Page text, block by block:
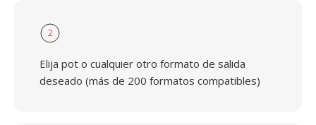
2
Elija pot o cualquier otro formato de salida
deseado (más de 200 formatos compatibles)